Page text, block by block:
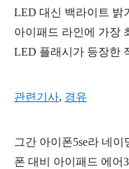
LED 대신 백라이트 밝
아이패드 라인에 가장
LED 플래시가 등장한
관련기사, 경유
그간 아이폰5se라 네이
폰 대비 아이패드 에어